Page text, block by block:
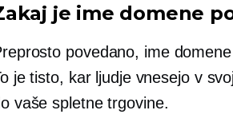
je ime domene
povedano, ime
je tisto, kar ljudje vnesejo v
vaše spletne trgovine.